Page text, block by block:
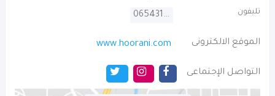
تليفون 065431766
الموقع الالكترونى www.hoorani.com
التواصل الإجتماعى